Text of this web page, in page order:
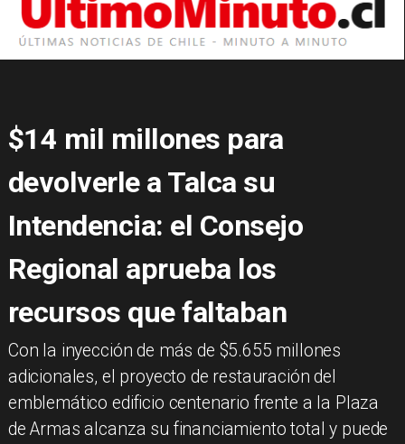
$14 mil millones para
devolverle a Talca su
Intendencia: el Consejo
Regional aprueba los
recursos que faltaban
​Con la inyección de más de $5.655 millones
adicionales, el proyecto de restauración del
emblemático edificio centenario frente a la Plaza
de Armas alcanza su financiamiento total y puede